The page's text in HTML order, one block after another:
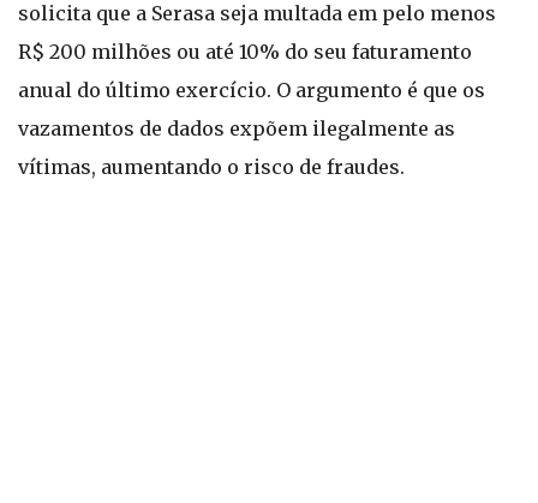
solicita que a Serasa seja multada em pelo menos
R$ 200 milhões ou até 10% do seu faturamento
anual do último exercício. O argumento é que os
vazamentos de dados expõem ilegalmente as
vítimas, aumentando o risco de fraudes.